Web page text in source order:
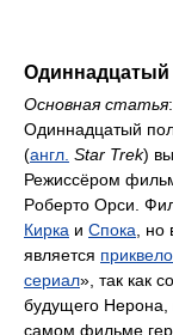
Основная статья:
Одиннадцатый
(англ. Star Trek)
Режиссёром
Рoбертo Oрcи.
Кирка и Спока, но
является
сериал», так как
будущего Нерона,
самом фильме